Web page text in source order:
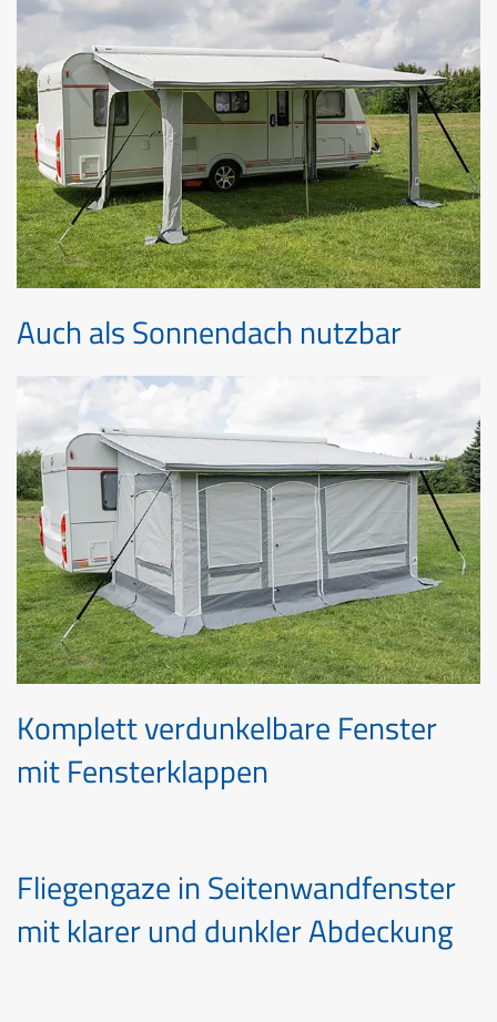
Auch als Sonnendach nutzbar
Komplett verdunkelbare Fenster
mit Fensterklappen
Fliegengaze in Seitenwandfenster
mit klarer und dunkler Abdeckung